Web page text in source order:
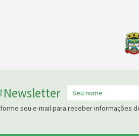
Newsletter
seu e-mail para receber informações